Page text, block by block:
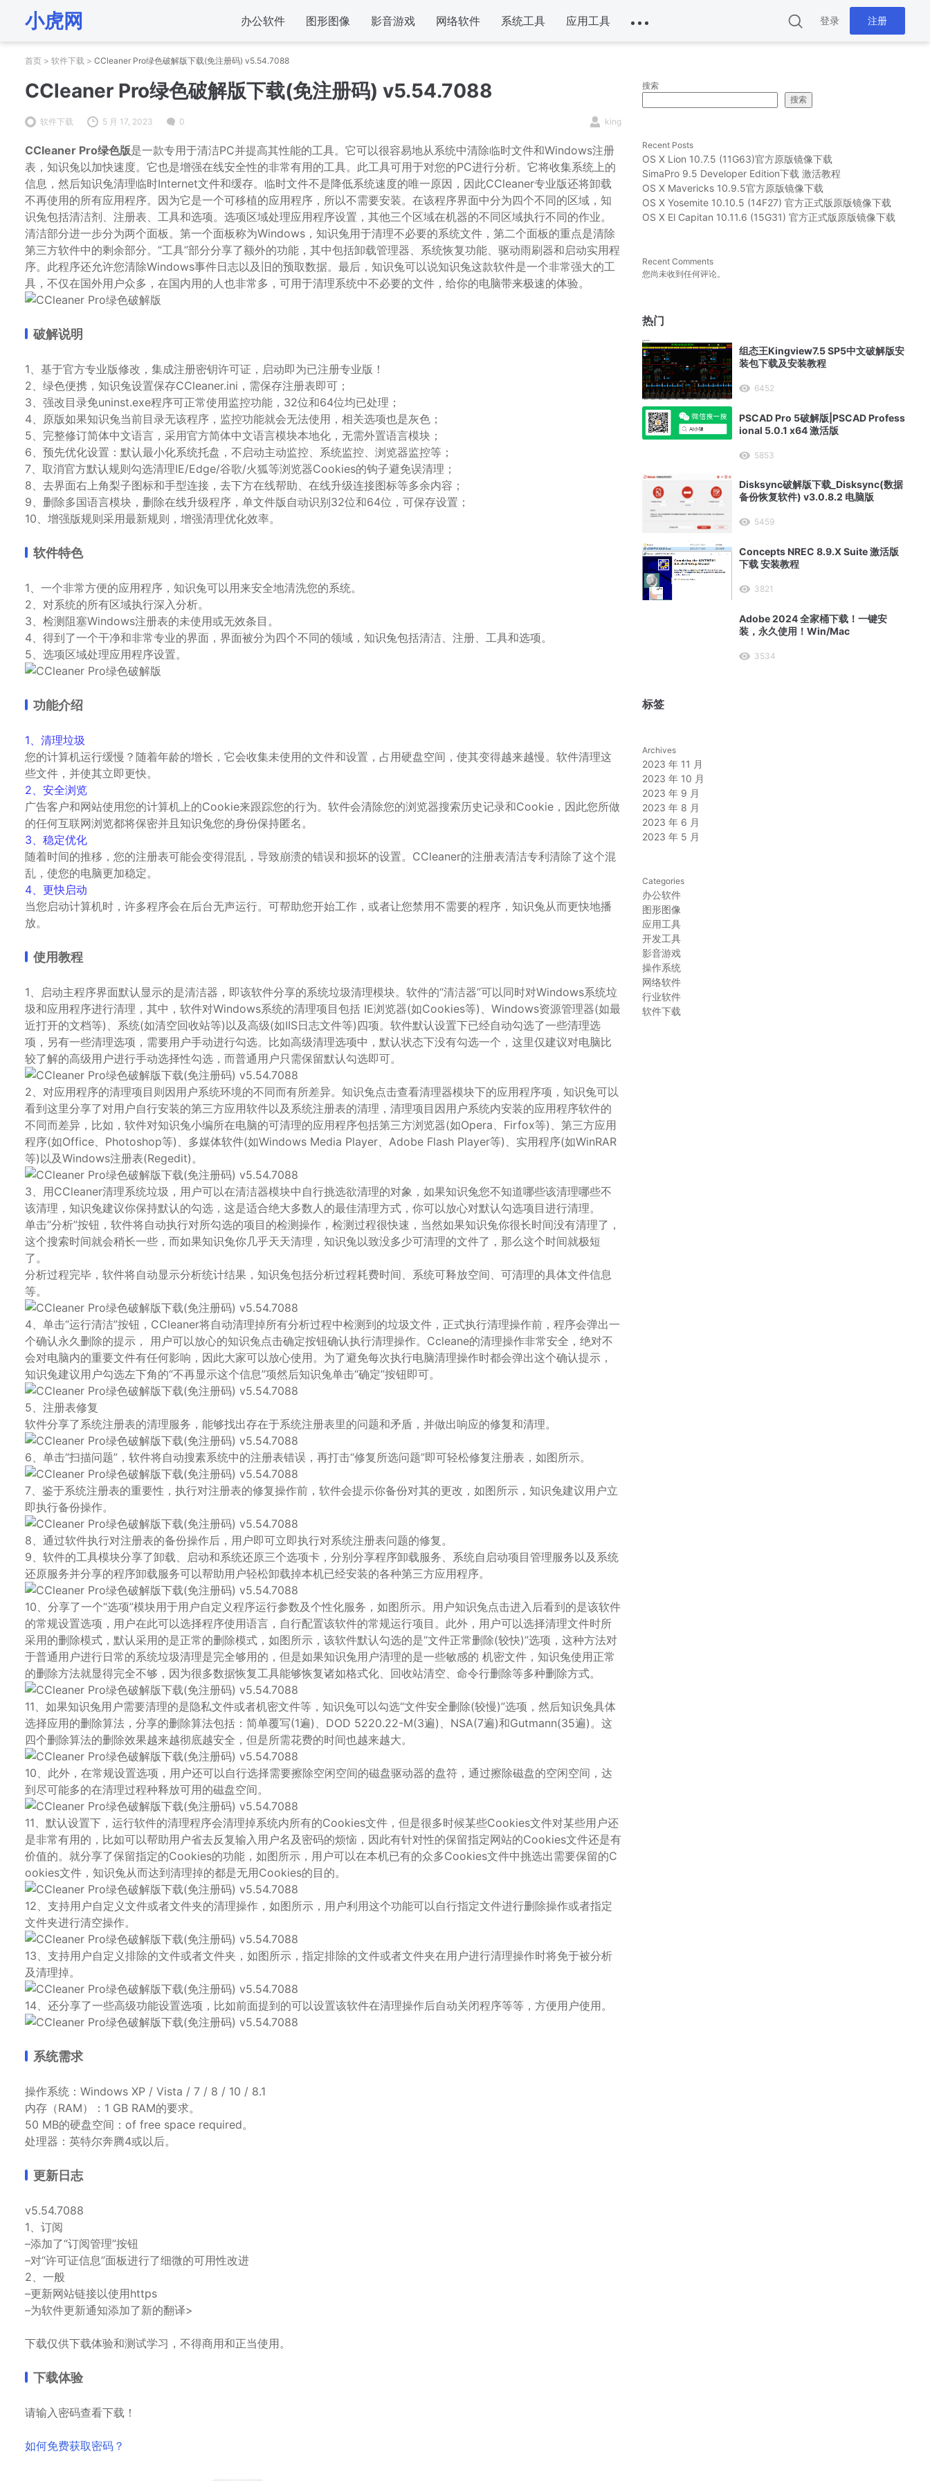
小虎网 办公软件 图形图像 影音游戏 网络软件 系统工具 应用工具 登录 注册
首页 > 软件下载 > CCleaner Pro绿色破解版下载(免注册码) v5.54.7088
CCleaner Pro绿色破解版下载(免注册码) v5.54.7088
软件下载 5 月 17, 2023 0 king
CCleaner Pro绿色版是一款专用于清洁PC并提高其性能的工具。它可以很容易地从系统中清除临时文件和Windows注册
表，知识兔以加快速度。它也是增强在线安全性的非常有用的工具。此工具可用于对您的PC进行分析。它将收集系统上的
信息，然后知识兔清理临时Internet文件和缓存。临时文件不是降低系统速度的唯一原因，因此CCleaner专业版还将卸载
不再使用的所有应用程序。因为它是一个可移植的应用程序，所以不需要安装。在该程序界面中分为四个不同的区域，知
识兔包括清洁剂、注册表、工具和选项。选项区域处理应用程序设置，其他三个区域在机器的不同区域执行不同的作业。
清洁部分进一步分为两个面板。第一个面板称为Windows，知识兔用于清理不必要的系统文件，第二个面板的重点是清除
第三方软件中的剩余部分。“工具”部分分享了额外的功能，其中包括卸载管理器、系统恢复功能、驱动雨刷器和启动实用程
序。此程序还允许您清除Windows事件日志以及旧的预取数据。最后，知识兔可以说知识兔这款软件是一个非常强大的工
具，不仅在国外用户众多，在国内用的人也非常多，可用于清理系统中不必要的文件，给你的电脑带来极速的体验。
破解说明
1、基于官方专业版修改，集成注册密钥许可证，启动即为已注册专业版！
2、绿色便携，知识兔设置保存CCleaner.ini，需保存注册表即可；
3、强改目录免uninst.exe程序可正常使用监控功能，32位和64位均已处理；
4、原版如果知识兔当前目录无该程序，监控功能就会无法使用，相关选项也是灰色；
5、完整修订简体中文语言，采用官方简体中文语言模块本地化，无需外置语言模块；
6、预先优化设置：默认最小化系统托盘，不启动主动监控、系统监控、浏览器监控等；
7、取消官方默认规则勾选清理IE/Edge/谷歌/火狐等浏览器Cookies的钩子避免误清理；
8、去界面右上角梨子图标和手型连接，去下方在线帮助、在线升级连接图标等多余内容；
9、删除多国语言模块，删除在线升级程序，单文件版自动识别32位和64位，可保存设置；
10、增强版规则采用最新规则，增强清理优化效率。
软件特色
1、一个非常方便的应用程序，知识兔可以用来安全地清洗您的系统。
2、对系统的所有区域执行深入分析。
3、检测阻塞Windows注册表的未使用或无效条目。
4、得到了一个干净和非常专业的界面，界面被分为四个不同的领域，知识兔包括清洁、注册、工具和选项。
5、选项区域处理应用程序设置。
功能介绍
1、清理垃圾
您的计算机运行缓慢？随着年龄的增长，它会收集未使用的文件和设置，占用硬盘空间，使其变得越来越慢。软件清理这
些文件，并使其立即更快。
2、安全浏览
广告客户和网站使用您的计算机上的Cookie来跟踪您的行为。软件会清除您的浏览器搜索历史记录和Cookie，因此您所做
的任何互联网浏览都将保密并且知识兔您的身份保持匿名。
3、稳定优化
随着时间的推移，您的注册表可能会变得混乱，导致崩溃的错误和损坏的设置。CCleaner的注册表清洁专利清除了这个混
乱，使您的电脑更加稳定。
4、更快启动
当您启动计算机时，许多程序会在后台无声运行。可帮助您开始工作，或者让您禁用不需要的程序，知识兔从而更快地播
放。
使用教程
1、启动主程序界面默认显示的是清洁器，即该软件分享的系统垃圾清理模块。软件的“清洁器”可以同时对Windows系统垃
圾和应用程序进行清理，其中，软件对Windows系统的清理项目包括 IE浏览器(如Cookies等)、Windows资源管理器(如最
近打开的文档等)、系统(如清空回收站等)以及高级(如IIS日志文件等)四项。软件默认设置下已经自动勾选了一些清理选
项，另有一些清理选项，需要用户手动进行勾选。比如高级清理选项中，默认状态下没有勾选一个，这里仅建议对电脑比
较了解的高级用户进行手动选择性勾选，而普通用户只需保留默认勾选即可。
2、对应用程序的清理项目则因用户系统环境的不同而有所差异。知识兔点击查看清理器模块下的应用程序项，知识兔可以
看到这里分享了对用户自行安装的第三方应用软件以及系统注册表的清理，清理项目因用户系统内安装的应用程序软件的
不同而差异，比如，软件对知识兔小编所在电脑的可清理的应用程序包括第三方浏览器(如Opera、Firfox等)、第三方应用
程序(如Office、Photoshop等)、多媒体软件(如Windows Media Player、Adobe Flash Player等)、实用程序(如WinRAR
等)以及Windows注册表(Regedit)。
3、用CCleaner清理系统垃圾，用户可以在清洁器模块中自行挑选欲清理的对象，如果知识兔您不知道哪些该清理哪些不
该清理，知识兔建议你保持默认的勾选，这是适合绝大多数人的最佳清理方式，你可以放心对默认勾选项目进行清理。
单击“分析”按钮，软件将自动执行对所勾选的项目的检测操作，检测过程很快速，当然如果知识兔你很长时间没有清理了，
这个搜索时间就会稍长一些，而如果知识兔你几乎天天清理，知识兔以致没多少可清理的文件了，那么这个时间就极短
了。
分析过程完毕，软件将自动显示分析统计结果，知识兔包括分析过程耗费时间、系统可释放空间、可清理的具体文件信息
等。
4、单击“运行清洁”按钮，CCleaner将自动清理掉所有分析过程中检测到的垃圾文件，正式执行清理操作前，程序会弹出一
个确认永久删除的提示， 用户可以放心的知识兔点击确定按钮确认执行清理操作。Ccleane的清理操作非常安全，绝对不
会对电脑内的重要文件有任何影响，因此大家可以放心使用。为了避免每次执行电脑清理操作时都会弹出这个确认提示，
知识兔建议用户勾选左下角的“不再显示这个信息”项然后知识兔单击“确定”按钮即可。
5、注册表修复
软件分享了系统注册表的清理服务，能够找出存在于系统注册表里的问题和矛盾，并做出响应的修复和清理。
6、单击“扫描问题”，软件将自动搜素系统中的注册表错误，再打击“修复所选问题”即可轻松修复注册表，如图所示。
7、鉴于系统注册表的重要性，执行对注册表的修复操作前，软件会提示你备份对其的更改，如图所示，知识兔建议用户立
即执行备份操作。
8、通过软件执行对注册表的备份操作后，用户即可立即执行对系统注册表问题的修复。
9、软件的工具模块分享了卸载、启动和系统还原三个选项卡，分别分享程序卸载服务、系统自启动项目管理服务以及系统
还原服务并分享的程序卸载服务可以帮助用户轻松卸载掉本机已经安装的各种第三方应用程序。
10、分享了一个“选项”模块用于用户自定义程序运行参数及个性化服务，如图所示。用户知识兔点击进入后看到的是该软件
的常规设置选项，用户在此可以选择程序使用语言，自行配置该软件的常规运行项目。此外，用户可以选择清理文件时所
采用的删除模式，默认采用的是正常的删除模式，如图所示，该软件默认勾选的是“文件正常删除(较快)”选项，这种方法对
于普通用户进行日常的系统垃圾清理是完全够用的，但是如果知识兔用户清理的是一些敏感的 机密文件，知识兔使用正常
的删除方法就显得完全不够，因为很多数据恢复工具能够恢复诸如格式化、回收站清空、命令行删除等多种删除方式。
11、如果知识兔用户需要清理的是隐私文件或者机密文件等，知识兔可以勾选“文件安全删除(较慢)”选项，然后知识兔具体
选择应用的删除算法，分享的删除算法包括：简单覆写(1遍)、DOD 5220.22-M(3遍)、NSA(7遍)和Gutmann(35遍)。这
四个删除算法的删除效果越来越彻底越安全，但是所需花费的时间也越来越大。
10、此外，在常规设置选项，用户还可以自行选择需要擦除空闲空间的磁盘驱动器的盘符，通过擦除磁盘的空闲空间，达
到尽可能多的在清理过程种释放可用的磁盘空间。
11、默认设置下，运行软件的清理程序会清理掉系统内所有的Cookies文件，但是很多时候某些Cookies文件对某些用户还
是非常有用的，比如可以帮助用户省去反复输入用户名及密码的烦恼，因此有针对性的保留指定网站的Cookies文件还是有
价值的。就分享了保留指定的Cookies的功能，如图所示，用户可以在本机已有的众多Cookies文件中挑选出需要保留的C
ookies文件，知识兔从而达到清理掉的都是无用Cookies的目的。
12、支持用户自定义文件或者文件夹的清理操作，如图所示，用户利用这个功能可以自行指定文件进行删除操作或者指定
文件夹进行清空操作。
13、支持用户自定义排除的文件或者文件夹，如图所示，指定排除的文件或者文件夹在用户进行清理操作时将免于被分析
及清理掉。
14、还分享了一些高级功能设置选项，比如前面提到的可以设置该软件在清理操作后自动关闭程序等等，方便用户使用。
系统需求
操作系统：Windows XP / Vista / 7 / 8 / 10 / 8.1
内存（RAM）：1 GB RAM的要求。
50 MB的硬盘空间：of free space required。
处理器：英特尔奔腾4或以后。
更新日志
v5.54.7088
1、订阅
–添加了“订阅管理”按钮
–对“许可证信息”面板进行了细微的可用性改进
2、一般
–更新网站链接以使用https
–为软件更新通知添加了新的翻译>
下载仅供下载体验和测试学习，不得商用和正当使用。
下载体验
请输入密码查看下载！
如何免费获取密码？
搜索
搜索
Recent Posts
OS X Lion 10.7.5 (11G63)官方原版镜像下载
SimaPro 9.5 Developer Edition下载 激活教程
OS X Mavericks 10.9.5官方原版镜像下载
OS X Yosemite 10.10.5 (14F27) 官方正式版原版镜像下载
OS X El Capitan 10.11.6 (15G31) 官方正式版原版镜像下载
Recent Comments
您尚未收到任何评论。
热门
组态王Kingview7.5 SP5中文破解版安
装包下载及安装教程
6452
PSCAD Pro 5破解版|PSCAD Profess
ional 5.0.1 x64 激活版
5853
Disksync破解版下载_Disksync(数据
备份恢复软件) v3.0.8.2 电脑版
5459
Concepts NREC 8.9.X Suite 激活版
下载 安装教程
3821
Adobe 2024 全家桶下载！一键安
装，永久使用！Win/Mac
3534
标签
Archives
2023 年 11 月
2023 年 10 月
2023 年 9 月
2023 年 8 月
2023 年 6 月
2023 年 5 月
Categories
办公软件
图形图像
应用工具
开发工具
影音游戏
操作系统
网络软件
行业软件
软件下载